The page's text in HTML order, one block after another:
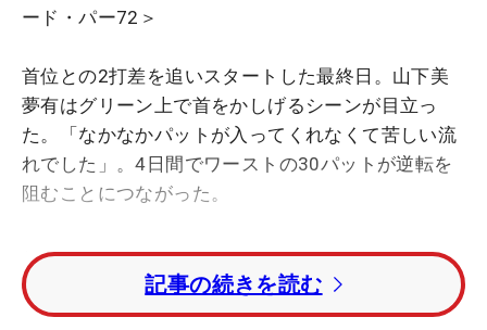
ード・パー72＞
首位との2打差を追いスタートした最終日。山下美
夢有はグリーン上で首をかしげるシーンが目立っ
た。「なかなかパットが入ってくれなくて苦しい流
れでした」。4日間でワーストの30パットが逆転を
阻むことにつながった。
想定した優勝スコアはトータル20アンダー。そこに
到達するには「66」が必要だった。「スタートダッ
シュしたかった」。だが前半4番パー4で、2打目を
記事の続きを読む